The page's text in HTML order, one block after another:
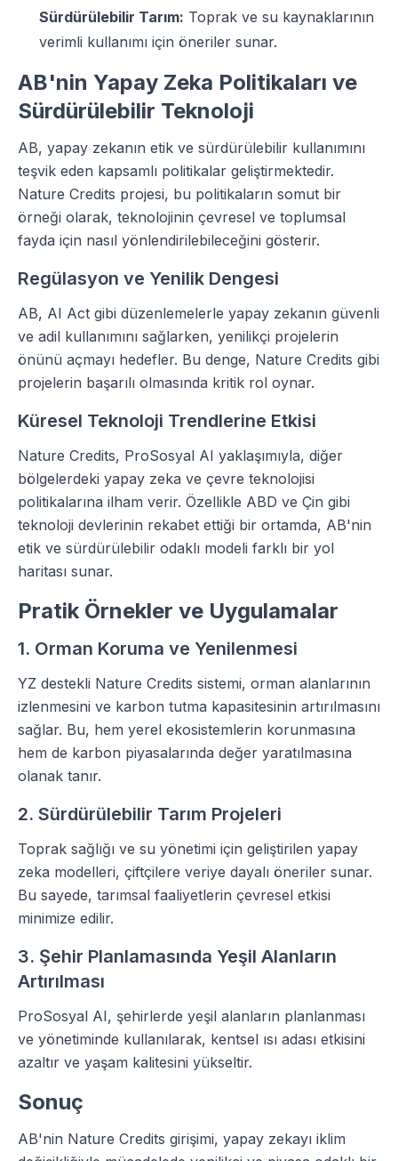
Sürdürülebilir Tarım: Toprak ve su kaynaklarının
verimli kullanımı için öneriler sunar.
AB'nin Yapay Zeka Politikaları ve
Sürdürülebilir Teknoloji
AB, yapay zekanın etik ve sürdürülebilir kullanımını
teşvik eden kapsamlı politikalar geliştirmektedir.
Nature Credits projesi, bu politikaların somut bir
örneği olarak, teknolojinin çevresel ve toplumsal
fayda için nasıl yönlendirilebileceğini gösterir.
Regülasyon ve Yenilik Dengesi
AB, AI Act gibi düzenlemelerle yapay zekanın güvenli
ve adil kullanımını sağlarken, yenilikçi projelerin
önünü açmayı hedefler. Bu denge, Nature Credits gibi
projelerin başarılı olmasında kritik rol oynar.
Küresel Teknoloji Trendlerine Etkisi
Nature Credits, ProSosyal AI yaklaşımıyla, diğer
bölgelerdeki yapay zeka ve çevre teknolojisi
politikalarına ilham verir. Özellikle ABD ve Çin gibi
teknoloji devlerinin rekabet ettiği bir ortamda, AB'nin
etik ve sürdürülebilir odaklı modeli farklı bir yol
haritası sunar.
Pratik Örnekler ve Uygulamalar
1. Orman Koruma ve Yenilenmesi
YZ destekli Nature Credits sistemi, orman alanlarının
izlenmesini ve karbon tutma kapasitesinin artırılmasını
sağlar. Bu, hem yerel ekosistemlerin korunmasına
hem de karbon piyasalarında değer yaratılmasına
olanak tanır.
2. Sürdürülebilir Tarım Projeleri
Toprak sağlığı ve su yönetimi için geliştirilen yapay
zeka modelleri, çiftçilere veriye dayalı öneriler sunar.
Bu sayede, tarımsal faaliyetlerin çevresel etkisi
minimize edilir.
3. Şehir Planlamasında Yeşil Alanların
Artırılması
ProSosyal AI, şehirlerde yeşil alanların planlanması
ve yönetiminde kullanılarak, kentsel ısı adası etkisini
azaltır ve yaşam kalitesini yükseltir.
Sonuç
AB'nin Nature Credits girişimi, yapay zekayı iklim